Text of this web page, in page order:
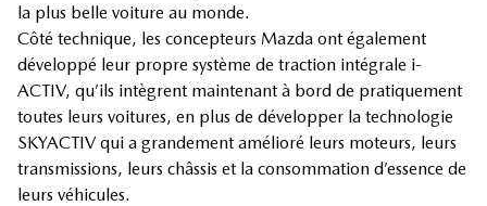
la plus belle voiture au monde.
Côté technique, les concepteurs Mazda ont également
développé leur propre système de traction intégrale i-
ACTIV, qu’ils intègrent maintenant à bord de pratiquement
toutes leurs voitures, en plus de développer la technologie
SKYACTIV qui a grandement amélioré leurs moteurs, leurs
transmissions, leurs châssis et la consommation d’essence de
leurs véhicules.